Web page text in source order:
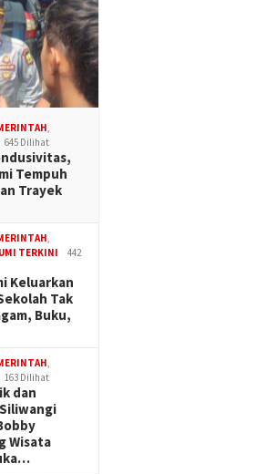
,
645 Dilihat
Tempuh
Trayek
,
TERKINI
442
Keluarkan
Tak
Buku,
,
163 Dilihat
dan
Wisata